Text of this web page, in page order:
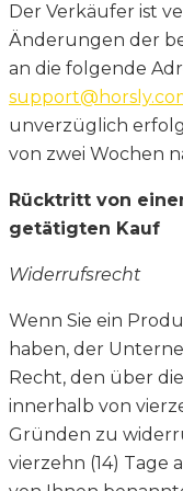
Der Verkäufer ist
Änderungen der
an die folgende
unverzüglich
von zwei Wochen
Rücktritt von
getätigten Kauf
Widerrufsrecht
Wenn Sie ein
haben, der
Recht, den über
innerhalb von
Gründen zu
vierzehn (14) Tage